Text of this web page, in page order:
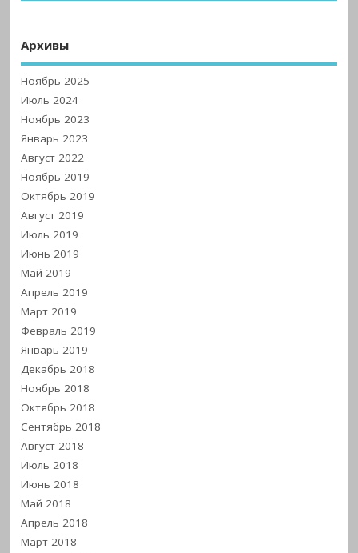
Архивы
Ноябрь 2025
Июль 2024
Ноябрь 2023
Январь 2023
Август 2022
Ноябрь 2019
Октябрь 2019
Август 2019
Июль 2019
Июнь 2019
Май 2019
Апрель 2019
Март 2019
Февраль 2019
Январь 2019
Декабрь 2018
Ноябрь 2018
Октябрь 2018
Сентябрь 2018
Август 2018
Июль 2018
Июнь 2018
Май 2018
Апрель 2018
Март 2018